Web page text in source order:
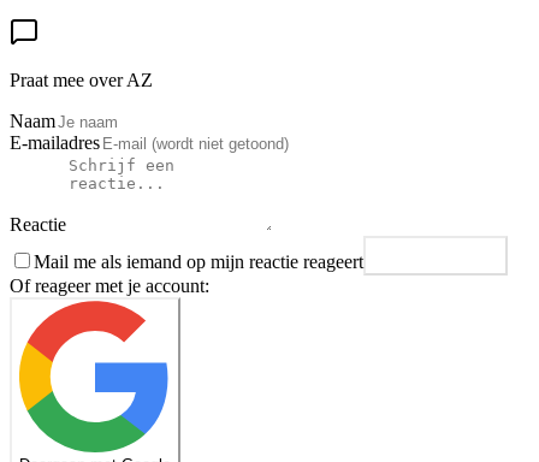
Praat mee over AZ
Naam
E-mailadres
Reactie
Mail me als iemand op mijn reactie reageert
Of reageer met je account: